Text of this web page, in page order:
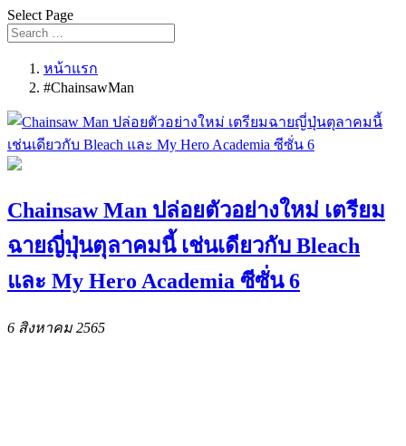
Select Page
หน้าแรก
#ChainsawMan
Chainsaw Man ปล่อยตัวอย่างใหม่ เตรียม
ฉายญี่ปุ่นตุลาคมนี้ เช่นเดียวกับ Bleach
และ My Hero Academia ซีซั่น 6
6 สิงหาคม 2565